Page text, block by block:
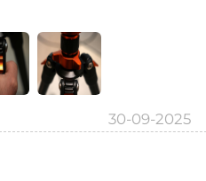
30-09-2025